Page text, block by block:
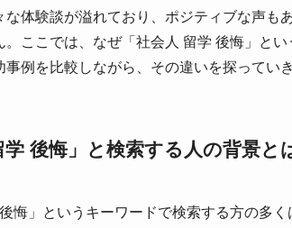
な体験談が溢れており、ポジティブな声も
。ここでは、なぜ「社会人 留学 後悔」と
例を比較しながら、その違いを探っていき
学 後悔」と検索する人の背景と
後悔」というキーワードで検索する方の多